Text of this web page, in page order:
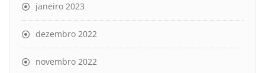
janeiro 2023
dezembro 2022
novembro 2022